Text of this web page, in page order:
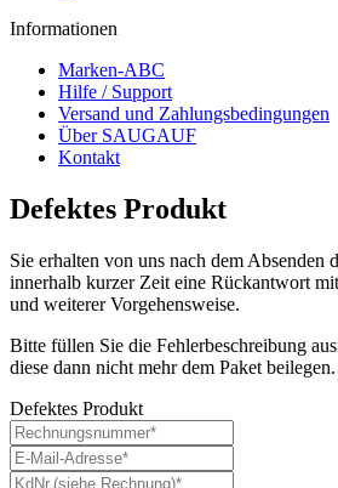
Informationen
Marken-ABC
Hilfe / Support
Versand und Zahlungsbedingungen
Über SAUGAUF
Kontakt
Defektes Produkt
Sie erhalten von uns nach dem Absenden
innerhalb kurzer Zeit eine Rückantwort
und weiterer Vorgehensweise.
Bitte füllen Sie die Fehlerbeschreibung
diese dann nicht mehr dem Paket beilegen.
Defektes Produkt